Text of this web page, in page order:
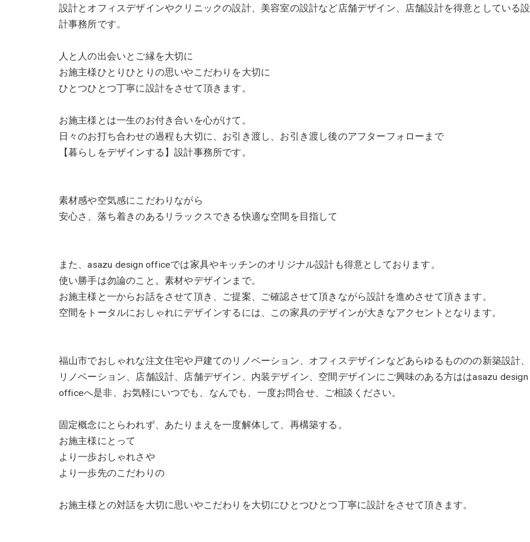
設計とオフィスデザインやクリニックの設計、美容室の設計など店舗デザイン、店舗設計を得意としている設
計事務所です。
人と人の出会いとご縁を大切に
お施主様ひとりひとりの思いやこだわりを大切に
ひとつひとつ丁寧に設計をさせて頂きます。
お施主様とは一生のお付き合いを心がけて。
日々のお打ち合わせの過程も大切に、お引き渡し、お引き渡し後のアフターフォローまで
【暮らしをデザインする】設計事務所です。
素材感や空気感にこだわりながら
安心さ、落ち着きのあるリラックスできる快適な空間を目指して
また、asazu design officeでは家具やキッチンのオリジナル設計も得意としております。
使い勝手は勿論のこと。素材やデザインまで。
お施主様と一からお話をさせて頂き、ご提案、ご確認させて頂きながら設計を進めさせて頂きます。
空間をトータルにおしゃれにデザインするには、この家具のデザインが大きなアクセントとなります。
福山市でおしゃれな注文住宅や戸建てのリノベーション、オフィスデザインなどあらゆるもののの新築設計、
リノベーション、店舗設計、店舗デザイン、内装デザイン、空間デザインにご興味のある方ははasazu design
officeへ是非、お気軽にいつでも、なんでも、一度お問合せ、ご相談ください。
固定概念にとらわれず、あたりまえを一度解体して、再構築する。
お施主様にとって
より一歩おしゃれさや
より一歩先のこだわりの
お施主様との対話を大切に思いやこだわりを大切にひとつひとつ丁寧に設計をさせて頂きます。